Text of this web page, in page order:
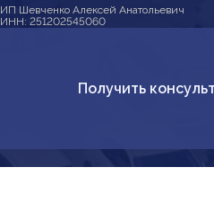
ИП Шевченко Алексей Анатольевич
ИНН: 251202545060
Получить